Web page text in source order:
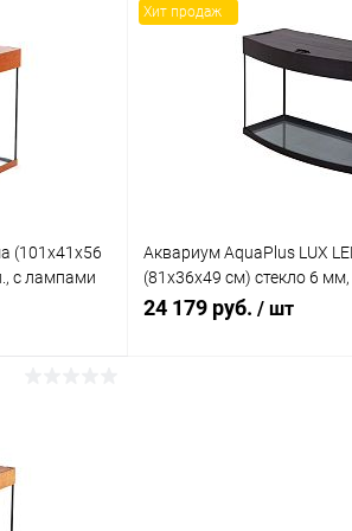
Купить в 1 клик
(101х41х56
с лампами
Хит продаж
Аквариум AquaPlus LUX
(81х36х49 см) стекло 6
аквар. коврик
24 179 руб. / шт